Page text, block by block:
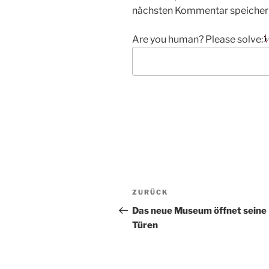
nächsten Kommentar
Are you human? Please solve:
Beitragsnavigation
Vorheriger
Beitrag
ZURÜCK
Das neue Museum öffnet seine
Türen